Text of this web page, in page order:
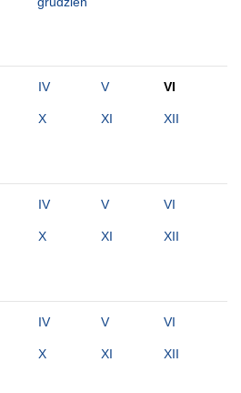
IV V VI
X XI XII
IV V VI
X XI XII
IV V VI
X XI XII